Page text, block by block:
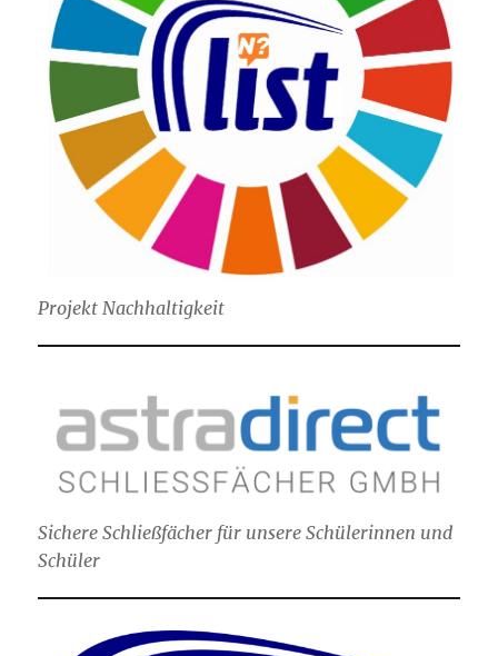
Projekt Nachhaltigkeit
Sichere Schließfächer für unsere Schülerinnen und
Schüler